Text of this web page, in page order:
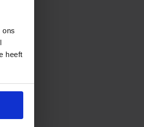
ons
heeft